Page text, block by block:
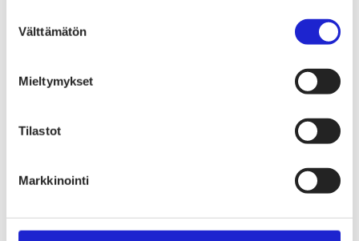
valinta
Välttämätön
Mieltymykset
Tilastot
Markkinointi
Suomen Tekstiili & Muoti
Mediapankki
Tilastoja Suomen Tekstiili & Muoti ry:stä ja sen
Tietosuojaseloste